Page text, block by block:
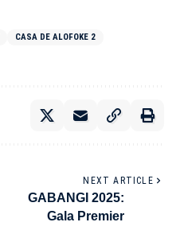
CASA DE ALOFOKE 2
NEXT ARTICLE
GABANGI 2025:
Gala Premier